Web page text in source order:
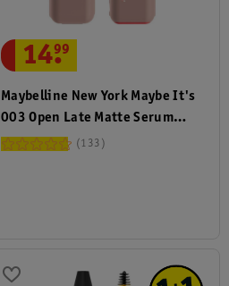
Maybelline New York Maybe It's
003 Open Late Matte Serum
Lipstick
14.
99
133